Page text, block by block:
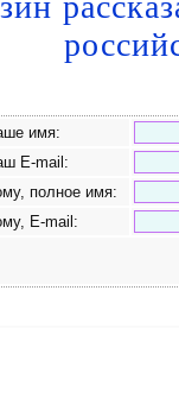
имя:
E-mail:
полное имя:
E-mail: